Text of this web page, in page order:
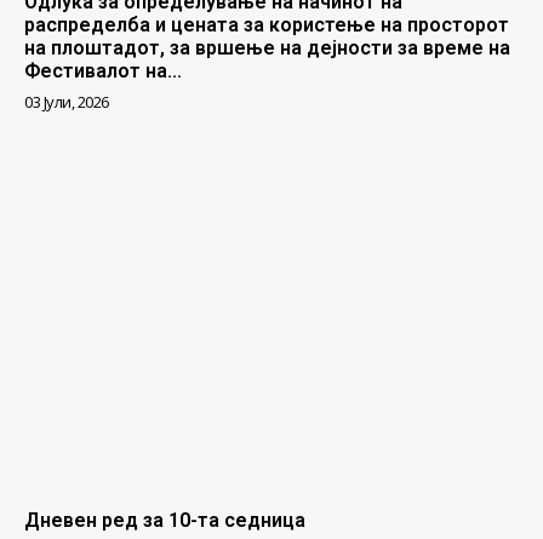
распределба и цената за користење на просторот
на плоштадот, за вршење на дејности за време на
Фестивалот на...
03 Јули, 2026
Дневен ред за 10-та седница